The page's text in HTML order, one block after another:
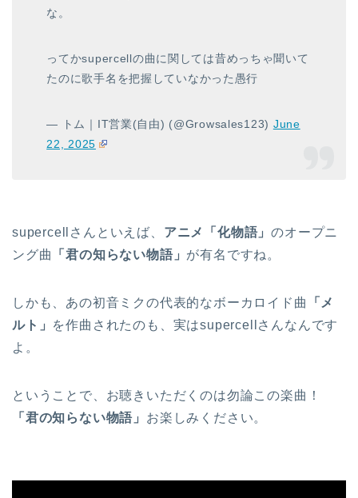
な。
ってかsupercellの曲に関しては昔めっちゃ聞いて
たのに歌手名を把握していなかった愚行
— トム｜IT営業(自由) (@Growsales123) June
22, 2025
supercellさんといえば、 アニメ「化物語」のオープニ
ング曲
「君の知らない物語」 が有名ですね。
しかも、あの初音ミクの代表的なボーカロイド曲
「メ
ルト」 を作曲されたのも、実はsupercellさんなんです
よ。
ということで、お聴きいただくのは勿論この楽曲！
「君の知らない物語」 お楽しみください。